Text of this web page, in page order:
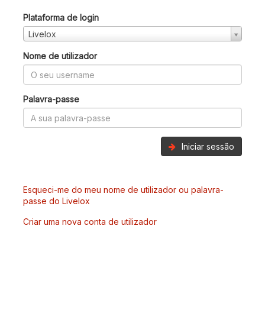
Plataforma de login
Livelox
Nome de utilizador
Palavra-passe
Iniciar sessão
Esqueci-me do meu nome de utilizador ou palavra-
passe do Livelox
Criar uma nova conta de utilizador